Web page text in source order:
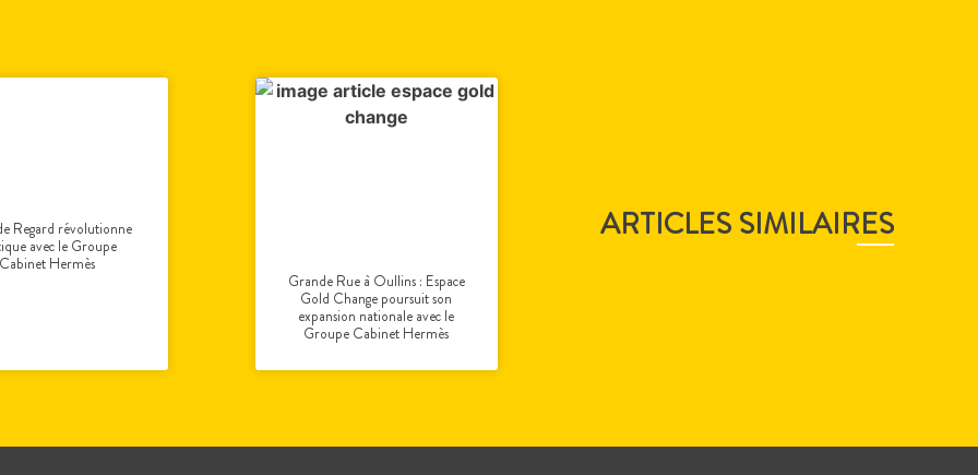
Regard révolutionne
avec le Groupe
Cabinet Hermès
Grande Rue à Oullins : Espace
Gold Change poursuit son
expansion nationale avec le
Groupe Cabinet Hermès
ARTICLES SIMILAIRES